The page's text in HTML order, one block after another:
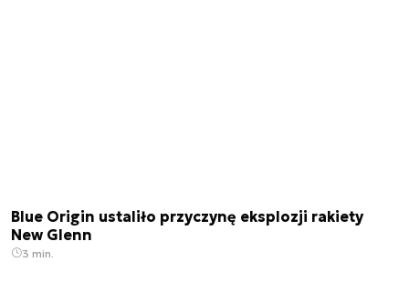
Blue Origin ustaliło przyczynę eksplozji rakiety
New Glenn
3 min.